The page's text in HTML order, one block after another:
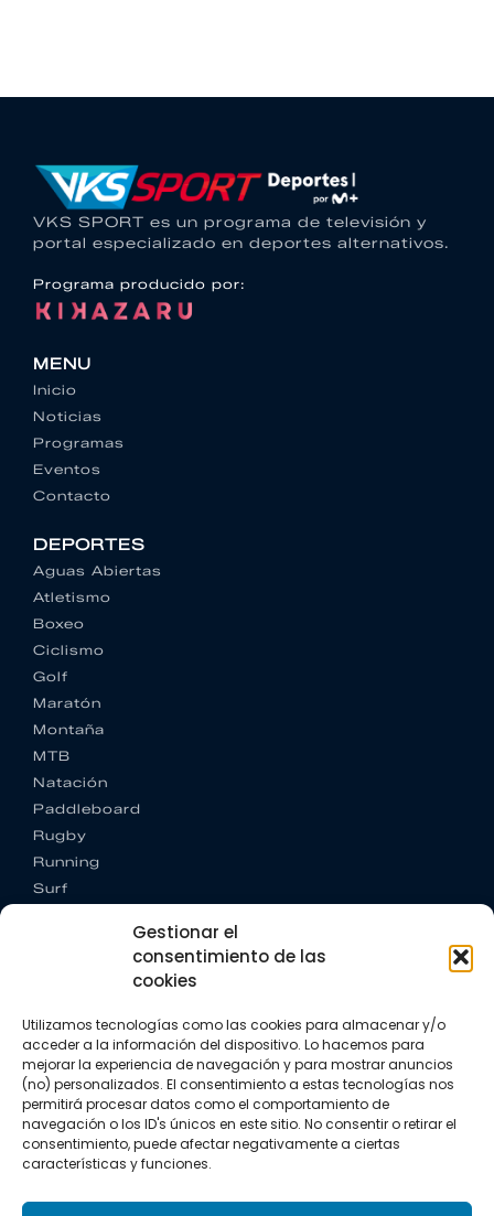
Gestionar el
consentimiento de las
cookies
Utilizamos tecnologías como las cookies para almacenar y/o
acceder a la información del dispositivo. Lo hacemos para
mejorar la experiencia de navegación y para mostrar anuncios
(no) personalizados. El consentimiento a estas tecnologías nos
permitirá procesar datos como el comportamiento de
navegación o los ID's únicos en este sitio. No consentir o retirar el
consentimiento, puede afectar negativamente a ciertas
características y funciones.
VKS SPORT es un programa de televisión y
portal especializado en deportes alternativos.
Programa producido por:
MENU
Inicio
Noticias
Programas
Eventos
Contacto
DEPORTES
Aguas Abiertas
Atletismo
Boxeo
Ciclismo
Golf
Maratón
Montaña
MTB
Natación
Paddleboard
Rugby
Running
Surf
CONTACTO
+34 662 342 177
info@vkssport.com
SÍGUENOS